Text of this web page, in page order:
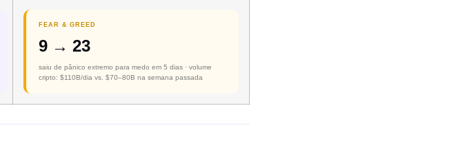
FEAR & GREED
9 → 23
saiu de pânico extremo para medo em 5 dias · volume
cripto: $110B/dia vs. $70–80B na semana passada